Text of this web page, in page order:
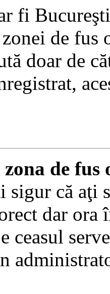
fi
de fus
doar de
de
sigur că aţi
dar ora
ceasul